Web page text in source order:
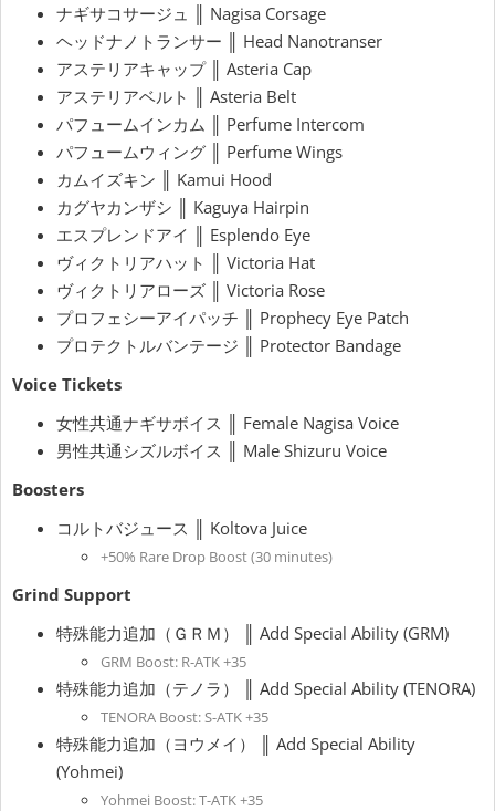
ナギサコサージュ ║ Nagisa Corsage
ヘッドナノトランサー ║ Head Nanotranser
アステリアキャップ ║ Asteria Cap
アステリアベルト ║ Asteria Belt
パフュームインカム ║ Perfume Intercom
パフュームウィング ║ Perfume Wings
カムイズキン ║ Kamui Hood
カグヤカンザシ ║ Kaguya Hairpin
エスプレンドアイ ║ Esplendo Eye
ヴィクトリアハット ║ Victoria Hat
ヴィクトリアローズ ║ Victoria Rose
プロフェシーアイパッチ ║ Prophecy Eye Patch
プロテクトルバンテージ ║ Protector Bandage
Voice Tickets
女性共通ナギサボイス ║ Female Nagisa Voice
男性共通シズルボイス ║ Male Shizuru Voice
Boosters
コルトバジュース ║ Koltova Juice
+50% Rare Drop Boost (30 minutes)
Grind Support
特殊能力追加（ＧＲＭ） ║ Add Special Ability (GRM)
GRM Boost: R-ATK +35
特殊能力追加（テノラ） ║ Add Special Ability (TENORA)
TENORA Boost: S-ATK +35
特殊能力追加（ヨウメイ） ║ Add Special Ability
(Yohmei)
Yohmei Boost: T-ATK +35